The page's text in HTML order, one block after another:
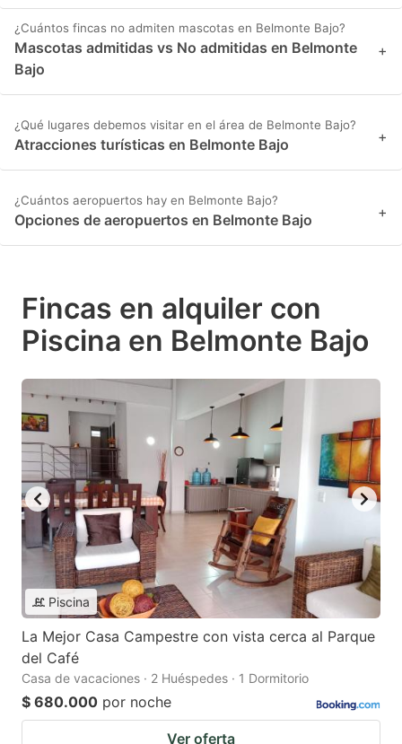
¿Cuántos fincas no admiten mascotas en Belmonte Bajo?
Mascotas admitidas vs No admitidas en Belmonte
Bajo
+
¿Qué lugares debemos visitar en el área de Belmonte Bajo?
Atracciones turísticas en Belmonte Bajo +
¿Cuántos aeropuertos hay en Belmonte Bajo?
Opciones de aeropuertos en Belmonte Bajo +
Fincas en alquiler con
Piscina en Belmonte Bajo
Piscina
La Mejor Casa Campestre con vista cerca al Parque
del Café
Casa de vacaciones · 2 Huéspedes · 1 Dormitorio
$ 680.000 por noche
Ver oferta